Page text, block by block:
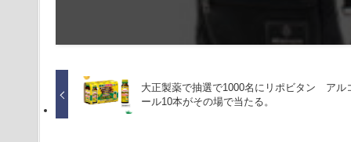
大正製薬で抽選で1000名にリポビタン アル
ール10本がその場で当たる。